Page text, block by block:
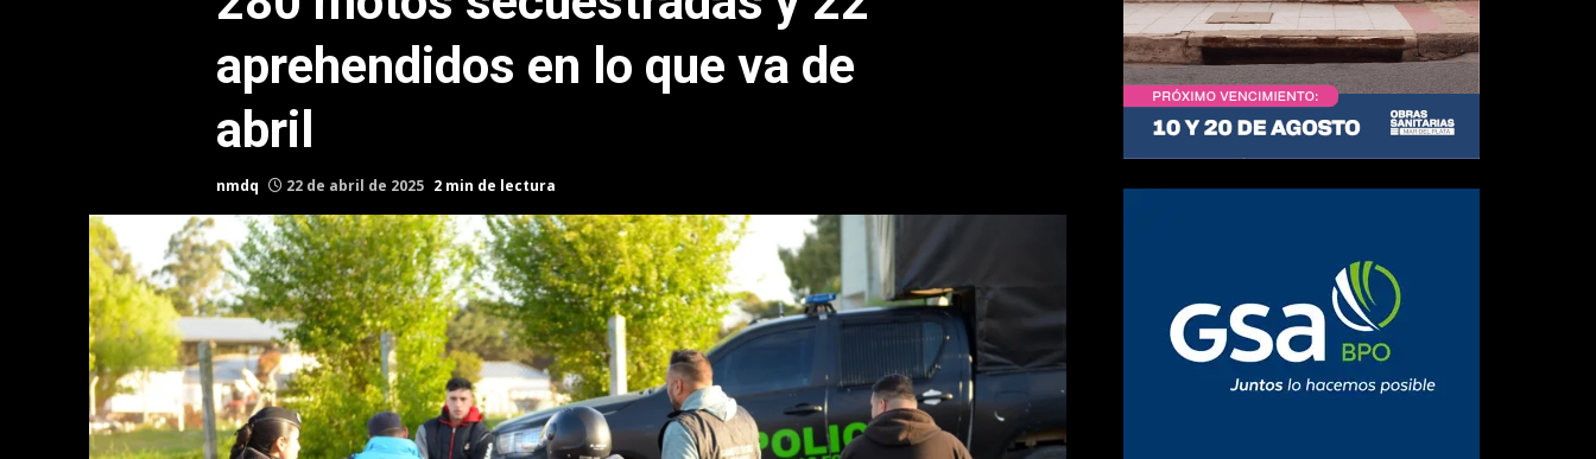
aprehendidos en lo que va de
abril
nmdq 22 de abril de 2025 2 min de lectura